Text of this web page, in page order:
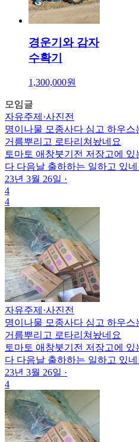
경운기와 감자
수확기
1,300,000원
모임글
자유주제 ·사진전
명이나물 모종사다 심고 하우
거름뿌리고 로타리쳐놨네요
토마토 애창붓기전 저장고에
다 다음날 출하하는 일하고 있
23년 3월 26일 ·
4
4
자유주제 ·사진전
명이나물 모종사다 심고 하우
거름뿌리고 로타리쳐놨네요
토마토 애창붓기전 저장고에
다 다음날 출하하는 일하고 있
23년 3월 26일 ·
4